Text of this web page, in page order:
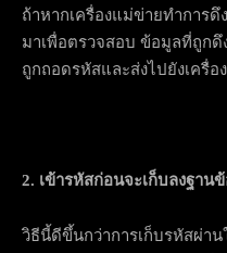
ถ้าหากเครื่องแม่ข่ายทำการ
มาเพื่อตรวจสอบ ข้อมูลที่ถูกดึ
ถูกถอดรหัสและส่งไปยังเครื่
2. เข้ารหัสก่อนจะเก็บลงฐาน
วิธีนี้ดีขึ้นกว่าการเก็บรหัสผ่า